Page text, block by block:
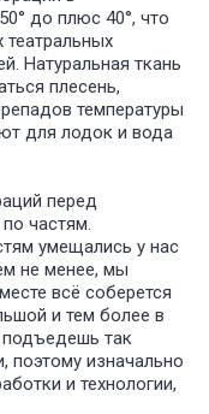
до плюс 40°, что
театральных
Натуральная ткань
плесень,
температуры
для лодок и вода
перед
частям.
умещались у нас
не менее, мы
всё соберется
и тем более в
подъедешь так
поэтому изначально
и технологии,